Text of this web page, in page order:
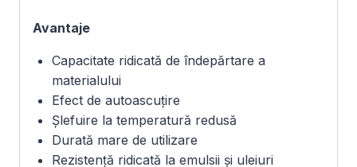
Avantaje
Capacitate ridicată de îndepărtare a
materialului
Efect de autoascuțire
Șlefuire la temperatură redusă
Durată mare de utilizare
Rezistență ridicată la emulsii și uleiuri